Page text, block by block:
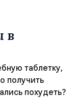
в
таблетку,
получить
похудеть?